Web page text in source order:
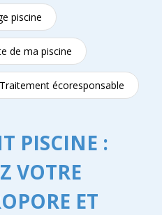
piscine
de ma piscine
Traitement écoresponsable
PISCINE :
VOTRE
ET